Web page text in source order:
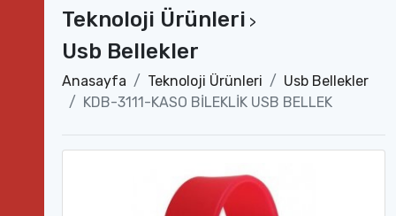
Teknoloji Ürünleri >
Usb Bellekler
Anasayfa Teknoloji Ürünleri
Usb Bellekler
KDB-3111-KASO BİLEKLİK USB BELLEK